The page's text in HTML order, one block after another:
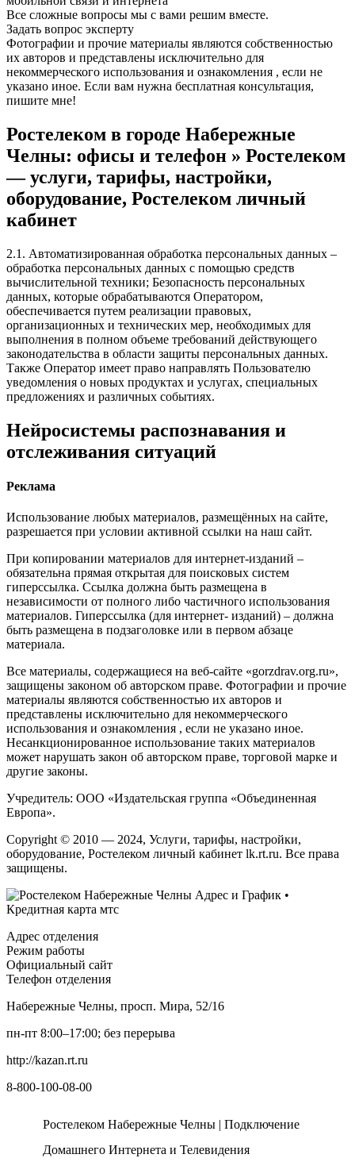
Все сложные вопросы мы с вами решим вместе.
Задать вопрос эксперту
Фотографии и прочие материалы являются собственностью
их авторов и представлены исключительно для
некоммерческого использования и ознакомления , если не
указано иное. Если вам нужна бесплатная консультация,
пишите мне!
Ростелеком в городе Набережные
Челны: офисы и телефон » Ростелеком
— услуги, тарифы, настройки,
оборудование, Ростелеком личный
кабинет
2.1. Автоматизированная обработка персональных данных –
обработка персональных данных с помощью средств
вычислительной техники; Безопасность персональных
данных, которые обрабатываются Оператором,
обеспечивается путем реализации правовых,
организационных и технических мер, необходимых для
выполнения в полном объеме требований действующего
законодательства в области защиты персональных данных.
Также Оператор имеет право направлять Пользователю
уведомления о новых продуктах и услугах, специальных
предложениях и различных событиях.
Нейросистемы распознавания и
отслеживания ситуаций
Реклама
Использование любых материалов, размещённых на сайте,
разрешается при условии активной ссылки на наш сайт.
При копировании материалов для интернет-изданий –
обязательна прямая открытая для поисковых систем
гиперссылка. Ссылка должна быть размещена в
независимости от полного либо частичного использования
материалов. Гиперссылка (для интернет- изданий) – должна
быть размещена в подзаголовке или в первом абзаце
материала.
Все материалы, содержащиеся на веб-сайте «gorzdrav.org.ru»,
защищены законом об авторском праве. Фотографии и прочие
материалы являются собственностью их авторов и
представлены исключительно для некоммерческого
использования и ознакомления , если не указано иное.
Несанкционированное использование таких материалов
может нарушать закон об авторском праве, торговой марке и
другие законы.
Учредитель: ООО «Издательская группа «Объединенная
Европа».
Copyright © 2010 — 2024, Услуги, тарифы, настройки,
оборудование, Ростелеком личный кабинет lk.rt.ru. Все права
защищены.
Адрес отделения
Режим работы
Официальный сайт
Телефон отделения
Набережные Челны, просп. Мира, 52/16
пн-пт 8:00–17:00; без перерыва
http://kazan.rt.ru
8-800-100-08-00
Ростелеком Набережные Челны | Подключение
Домашнего Интернета и Телевидения